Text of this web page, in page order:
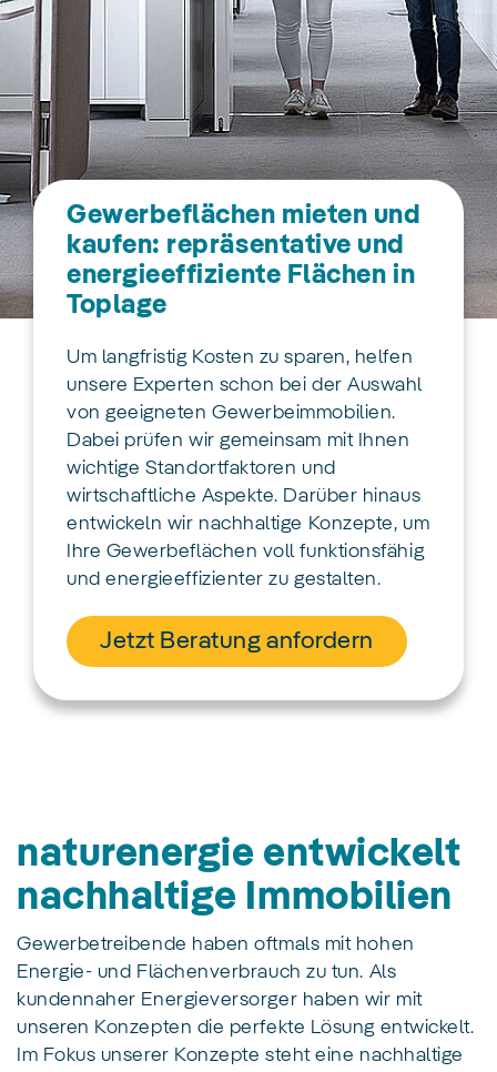
Gewerbeflächen mieten und
kaufen: repräsentative und
energieeffiziente Flächen in
Toplage
Um langfristig Kosten zu sparen, helfen
unsere Experten schon bei der Auswahl
von geeigneten Gewerbeimmobilien.
Dabei prüfen wir gemeinsam mit Ihnen
wichtige Standortfaktoren und
wirtschaftliche Aspekte. Darüber hinaus
entwickeln wir nachhaltige Konzepte, um
Ihre Gewerbeflächen voll funktionsfähig
und energieeffizienter zu gestalten.
Jetzt Beratung anfordern
naturenergie entwickelt
nachhaltige Immobilien
Gewerbetreibende haben oftmals mit hohen
Energie- und Flächenverbrauch zu tun. Als
kundennaher Energieversorger haben wir mit
unseren Konzepten die perfekte Lösung entwickelt.
Im Fokus unserer Konzepte steht eine nachhaltige